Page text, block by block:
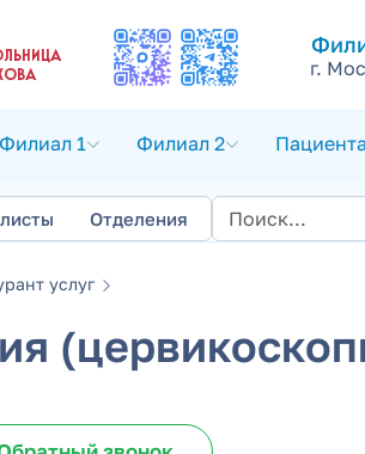
г.
Филиал 1 Филиал 2
Отделения
услуг